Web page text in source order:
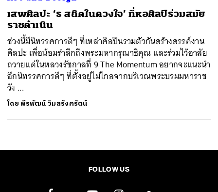
เสพศิลปะ ‘ธ สถิตในดวงใจ’ ที่หอศิลป์ร่วมสมัย
ราชดำเนิน
ช่วงนี้มีนิทรรศการดีๆ ที่เหล่าศิลปินรวมตัวกันสร้างสรรค์งาน
ศิลปะ เพื่อน้อมรำลึกถึงพระมหากรุณาธิคุณ เเละร่วมไว้อาลัย
ถวายแด่ในหลวงรัชกาลที่ 9 The Momentum อยากจะแนะนำ
อีกนิทรรศการดีๆ ที่ตั้งอยู่ไม่ไกลจากบริเวณพระบรมมหาราช
วัง ...
โดยพีรพัฒน์ วิมลรังครัตน์
FOLLOW US